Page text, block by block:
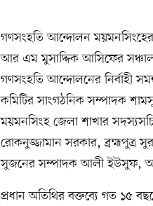
গণসংহতি আন্দোলন
আর এম মুসাদ্দিক আসিফের
গণসংহতি আন্দোলনের নির্বাহী
কমিটির সাংগঠনিক সম্পাদক
ময়মনসিংহ জেলা শাখার
রোকনুজ্জামান সরকার,
সুজনের সম্পাদক আলী ইউসুফ,
প্রধান অতিথির বক্তব্যে গত ১৫